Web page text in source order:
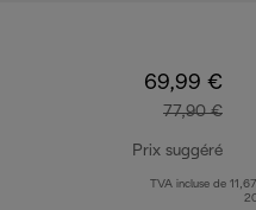
69,99 €
77,90 €
Prix suggéré
prix
TVA incluse de